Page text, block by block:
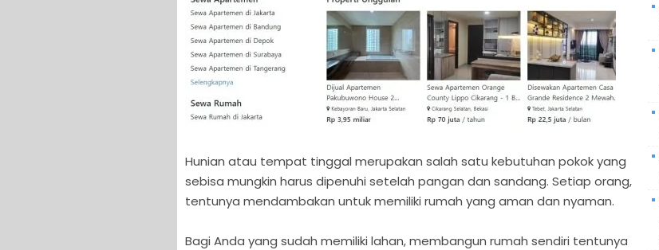
Hunian atau tempat tinggal merupakan salah satu kebutuhan pokok yang
sebisa mungkin harus dipenuhi setelah pangan dan sandang. Setiap orang,
tentunya mendambakan untuk memiliki rumah yang aman dan nyaman.
Bagi Anda yang sudah memiliki lahan, membangun rumah sendiri tentunya